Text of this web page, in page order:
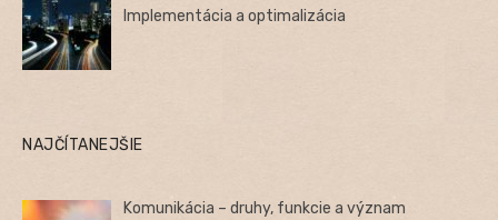
Implementácia a optimalizácia
NAJČÍTANEJŠIE
Komunikácia – druhy, funkcie a význam